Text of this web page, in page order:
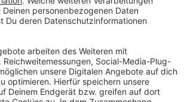
startet
Martinszüge in Leverkusen
Kandidatenteam für die